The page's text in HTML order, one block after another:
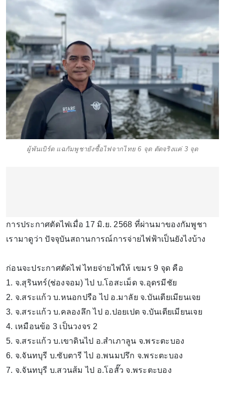
ผู้พันเบิร์ด แฉกัมพูชายังซื้อไฟจากไทย 6 จุด ตัดจริงแค่ 3 จุด
การประกาศตัดไฟเมื่อ 17 มิ.ย. 2568 ที่ผ่านมาของกัมพูชา
เรามาดูว่า ปัจจุบันสถานการณ์การจ่ายไฟฟ้าเป็นยังไงบ้าง
ก่อนจะประกาศตัดไฟ ไทยจ่ายไฟให้ เขมร 9 จุด คือ
1. จ.สุรินทร์(ช่องจอม) ไป บ.โอสะเม็ด จ.อุดรมีชัย
2. จ.สระแก้ว บ.หนอกปรือ ไป อ.มาลัย จ.บันเตียเมียนเจย
3. จ.สระแก้ว บ.คลองลึก ไป อ.ปอยเปต จ.บันเตียเมียนเจย
4. เหมือนข้อ 3 เป็นวงจร 2
5. จ.สระแก้ว บ.เขาดินไป อ.สำเภาลูน จ.พระตะบอง
6. จ.จันทบุรี บ.ซับตารี ไป อ.พนมปรึก จ.พระตะบอง
7. จ.จันทบุรี บ.สวนส้ม ไป อ.โอสั๊ว จ.พระตะบอง